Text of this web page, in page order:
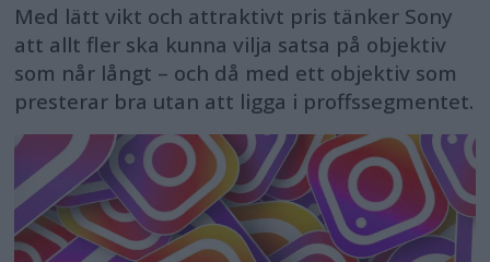
Med lätt vikt och attraktivt pris tänker Sony
att allt fler ska kunna vilja satsa på objektiv
som når långt – och då med ett objektiv som
presterar bra utan att ligga i proffssegmentet.